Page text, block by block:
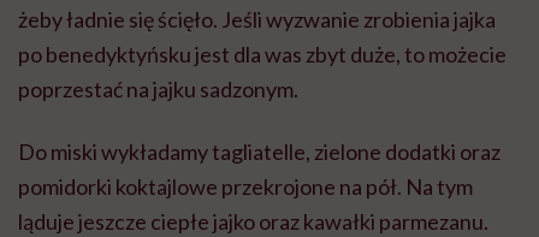
żeby ładnie się ścięło. Jeśli wyzwanie zrobienia jajka
po benedyktyńsku jest dla was zbyt duże, to możecie
poprzestać na jajku sadzonym.
Do miski wykładamy tagliatelle, zielone dodatki oraz
pomidorki koktajlowe przekrojone na pół. Na tym
ląduje jeszcze ciepłe jajko oraz kawałki parmezanu.